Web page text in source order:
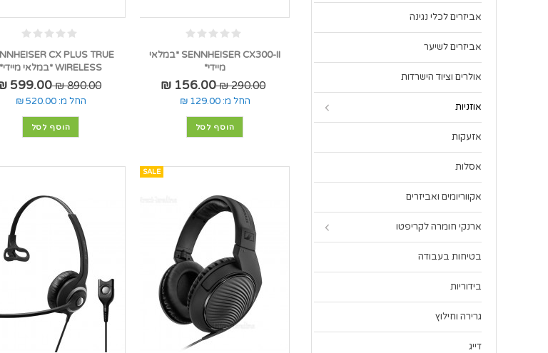
SENNHEISER CX300-II *במלאי
מיידי*
290.00 ₪
156.00 ₪
החל מ: 129.00 ₪
הוסף לסל
CX PLUS TRUE
WIRELESS *במלאי מיידי*
890.00 ₪
599.00 ₪
החל מ: 520.00 ₪
הוסף לסל
SALE
אביזרים לכלי נגינה
אביזרים לשיער
אולרים וציוד הישרדות
אוזניות
אזעקות
אסלות
אקווריומים ואביזרים
ארנקי חומרה לקריפטו
בטיחות בעבודה
בידוריות
גרירה וחילוץ
דייג